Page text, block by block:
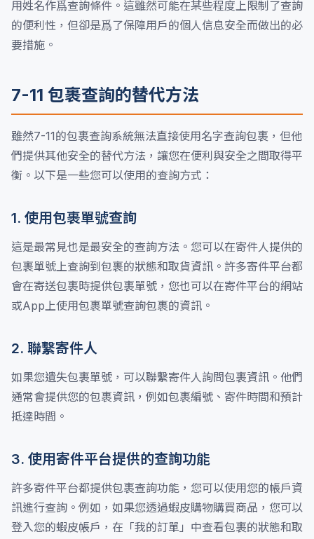
用姓名作爲查詢條件。這雖然可能在某些程度上限制了查詢
的便利性，但卻是爲了保障用戶的個人信息安全而做出的必
要措施。
7-11 包裹查詢的替代方法
雖然7-11的包裹查詢系統無法直接使用名字查詢包裹，但他
們提供其他安全的替代方法，讓您在便利與安全之間取得平
衡。以下是一些您可以使用的查詢方式：
1. 使用包裹單號查詢
這是最常見也是最安全的查詢方法。您可以在寄件人提供的
包裹單號上查詢到包裹的狀態和取貨資訊。許多寄件平台都
會在寄送包裹時提供包裹單號，您也可以在寄件平台的網站
或App上使用包裹單號查詢包裹的資訊。
2. 聯繫寄件人
如果您遺失包裹單號，可以聯繫寄件人詢問包裹資訊。他們
通常會提供您的包裹資訊，例如包裹編號、寄件時間和預計
抵達時間。
3. 使用寄件平台提供的查詢功能
許多寄件平台都提供包裹查詢功能，您可以使用您的帳戶資
訊進行查詢。例如，如果您透過蝦皮購物購買商品，您可以
登入您的蝦皮帳戶，在「我的訂單」中查看包裹的狀態和取